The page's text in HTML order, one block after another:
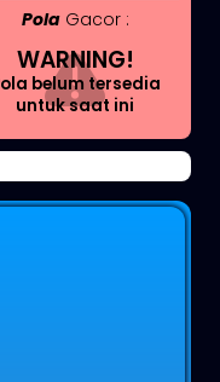
PolaGacor :
WARNING!
belum tersedia
untuk saat ini